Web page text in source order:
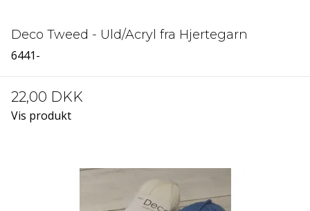
Deco Tweed - Uld/Acryl fra Hjertegarn
6441-
22,00 DKK
Vis produkt